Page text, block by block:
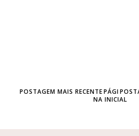
POSTAGEM MAIS RECENTEPÁGI
NA INICIAL